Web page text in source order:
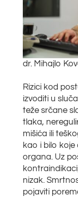
dr. Mihajlo
Rizici kod
izvoditi u
teže srčane
tlaka,
mišića ili
kao i bilo
organa. Uz
nizak.
pojaviti